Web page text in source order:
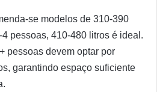
se modelos de 310-390
pessoas, 410-480 litros é ideal.
pessoas devem optar por
garantindo espaço suficiente